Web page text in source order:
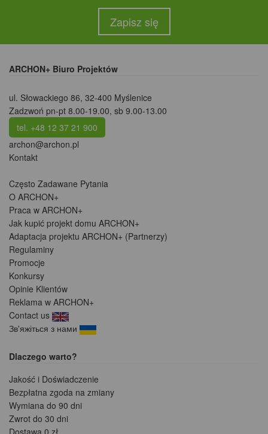
Zapisz się
ARCHON+ Biuro Projektów
ul. Słowackiego 86, 32-400 Myślenice
Zadzwoń pn-pt 8.00-19.00, sb 9.00-13.00
tel. +48 12 37 21 900
archon@archon.pl
Kontakt
Często Zadawane Pytania
O ARCHON+
Praca w ARCHON+
Jak kupić projekt domu ARCHON+
Adaptacja projektu ARCHON+ (Partnerzy)
Regulaminy
Promocje
Konkursy
Opinie Klientów
Reklama w ARCHON+
Contact us
Зв'яжіться з нами
Dlaczego warto?
Jakość i Doświadczenie
Bezpłatna zgoda na zmiany
Wymiana do 90 dni
Zwrot do 30 dni